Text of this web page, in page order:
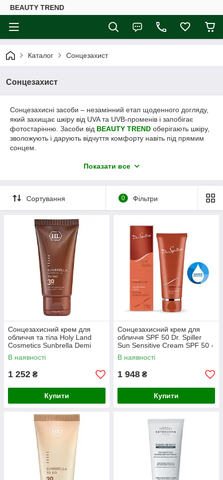
BEAUTY TREND
Каталог Сонцезахист
Сонцезахист
Сонцезахисні засоби – незамінний етап щоденного догляду,
який захищає шкіру від UVA та UVB-променів і запобігає
фотостарінню. Засоби від BEAUTY TREND оберігають шкіру,
зволожують і дарують відчуття комфорту навіть під прямим
сонцем.
забезпечує надійний захист від сонця,
зволожує та запобігає сухості,
Обирайте оригінальні сонцезахисні засоби від BEAUTY
та насолоджуйтесь здоровою, доглянутою та
захищеною шкірою щодня.
Показати все
Сортування 0 Фільтри
Сонцезахисний крем для
обличчя та тіла Holy Land
Cosmetics Sunbrella Demi
Make-Up To Go SPF 30 із
тоном
В наявності
1 252 ₴
Купити
Сонцезахисний крем для
обличчя SPF 50 Dr. Spiller
Sun Sensitive Cream SPF 50 -
50 мл
В наявності
1 948 ₴
Купити